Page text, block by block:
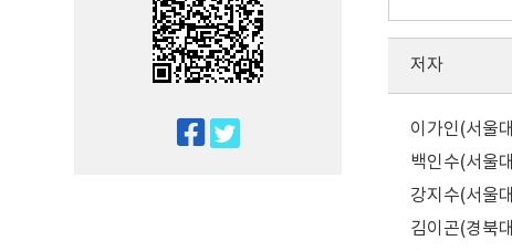
저자
이가인(서울
백인수(서울
강지수(서울
김이곤(경북